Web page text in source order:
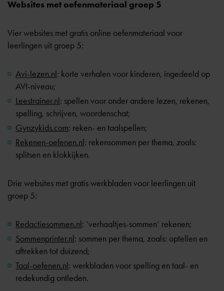
Websites met oefenmateriaal groep 5
Vier websites met gratis online oefenmateriaal voor
leerlingen uit groep 5:
Avi-lezen.nl: korte verhalen voor kinderen, ingedeeld op
AVI-niveau;
Leestrainer.nl: spellen voor onder andere lezen, rekenen,
spelling, schrijven, woordenschat;
Gynzykids.com: reken- en taalspellen;
Rekenen-oefenen.nl: rekensommen per thema, zoals:
splitsen en klokkijken.
Drie websites met gratis werkbladen voor leerlingen uit
groep 5:
Redactiesommen.nl: ‘verhaaltjes-sommen’ rekenen;
Sommenprinter.nl: sommen per thema, zoals: optellen en
aftrekken tot duizend;
Taal-oefenen.nl: werkbladen voor spelling en taal- en
redekundig ontleden.